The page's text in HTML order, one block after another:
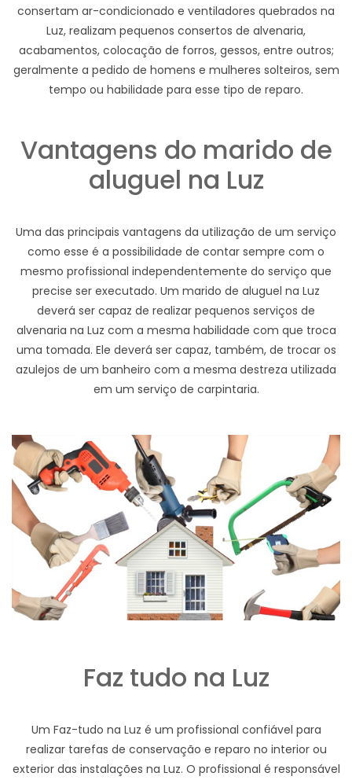
consertam ar-condicionado e ventiladores quebrados na
Luz, realizam pequenos consertos de alvenaria,
acabamentos, colocação de forros, gessos, entre outros;
geralmente a pedido de homens e mulheres solteiros, sem
tempo ou habilidade para esse tipo de reparo.
Vantagens do marido de
aluguel na Luz
Uma das principais vantagens da utilização de um serviço
como esse é a possibilidade de contar sempre com o
mesmo profissional independentemente do serviço que
precise ser executado. Um marido de aluguel na Luz
deverá ser capaz de realizar pequenos serviços de
alvenaria na Luz com a mesma habilidade com que troca
uma tomada. Ele deverá ser capaz, também, de trocar os
azulejos de um banheiro com a mesma destreza utilizada
em um serviço de carpintaria.
Faz tudo na Luz
Um Faz-tudo na Luz é um profissional confiável para
realizar tarefas de conservação e reparo no interior ou
exterior das instalações na Luz. O profissional é responsável